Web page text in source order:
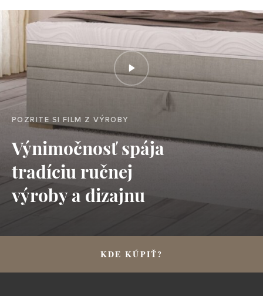
POZRITE SI FILM Z VÝROBY
Výnimočnosť spája
tradíciu ručnej
výroby a dizajnu
KDE KÚPIŤ?